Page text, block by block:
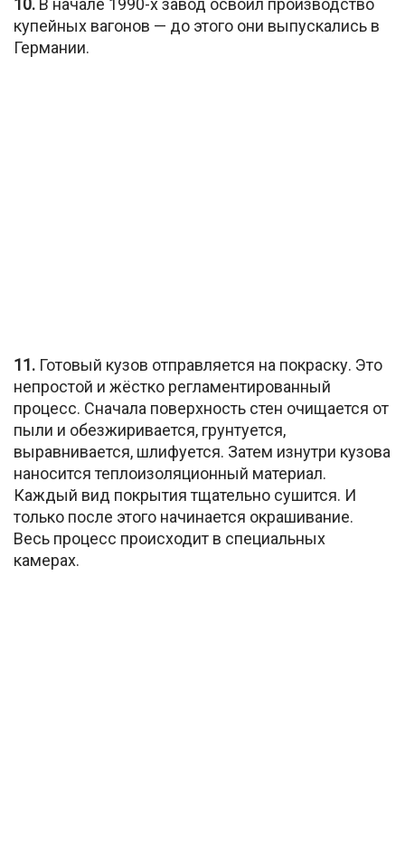
10. В начале 1990-х завод освоил производство
купейных вагонов — до этого они выпускались в
Германии.
11. Готовый кузов отправляется на покраску. Это
непростой и жёстко регламентированный
процесс. Сначала поверхность стен очищается от
пыли и обезжиривается, грунтуется,
выравнивается, шлифуется. Затем изнутри кузова
наносится теплоизоляционный материал.
Каждый вид покрытия тщательно сушится. И
только после этого начинается окрашивание.
Весь процесс происходит в специальных
камерах.